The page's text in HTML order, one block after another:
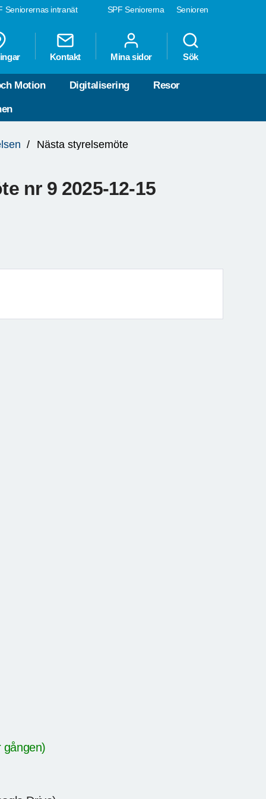
SPF Seniorerna Senioren
Seniorernas intranät
Kontakt Mina sidor Sök
Motion Digitalisering Resor
Nästa styrelsemöte
nr 9 2025-12-15
gången)